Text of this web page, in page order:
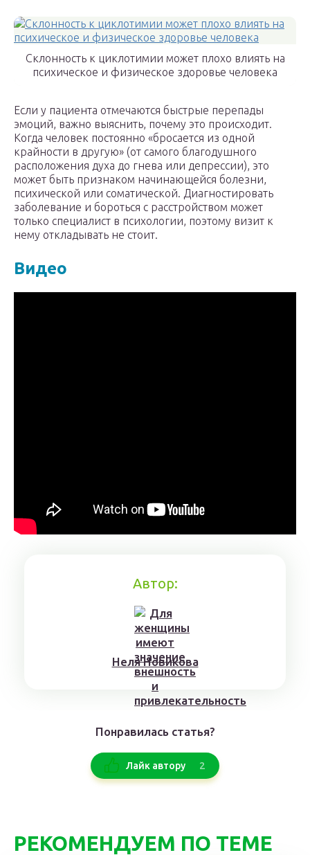
Склонность к циклотимии может плохо влиять на
психическое и физическое здоровье человека
Если у пациента отмечаются быстрые перепады
эмоций, важно выяснить, почему это происходит.
Когда человек постоянно «бросается из одной
крайности в другую» (от самого благодушного
расположения духа до гнева или депрессии), это
может быть признаком начинающейся болезни,
психической или соматической. Диагностировать
заболевание и бороться с расстройством может
только специалист в психологии, поэтому визит к
нему откладывать не стоит.
Видео
Автор:
Нeля Нoвикoвa
Понравилась статья?
Лайк автору 2
РЕКОМЕНДУЕМ ПО ТЕМЕ